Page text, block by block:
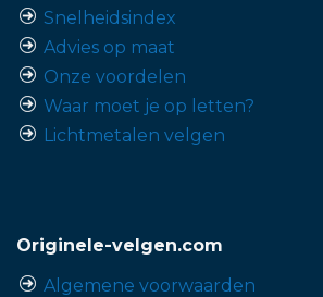
Snelheidsindex
Advies op maat
Onze voordelen
Waar moet je op letten?
Lichtmetalen velgen
Originele-velgen.com
Algemene voorwaarden